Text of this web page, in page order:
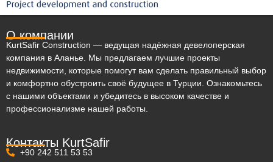
О компании
KurtSafir Construction — ведущая надёжная девелоперская
компания в Аланье. Мы предлагаем лучшие проекты
недвижимости, которые помогут вам сделать правильный выбор
и комфортно обустроить своё будущее в Турции. Ознакомьтесь
с нашими объектами и убедитесь в высоком качестве и
профессионализме нашей работы.
Контакты KurtSafir
+90 242 511 53 53